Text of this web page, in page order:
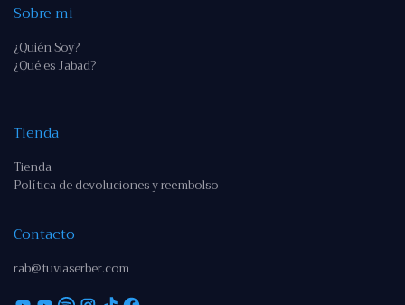
Sobre mi
¿Quién Soy?
¿Qué es Jabad?
Tienda
Tienda
Política de devoluciones y reembolso
Contacto
rab@tuviaserber.com